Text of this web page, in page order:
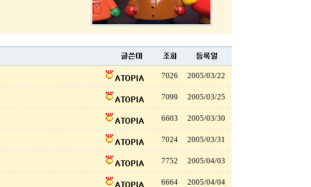
7026 2005/03/22
7099 2005/03/25
6603 2005/03/30
7024 2005/03/31
7752 2005/04/03
6664 2005/04/04